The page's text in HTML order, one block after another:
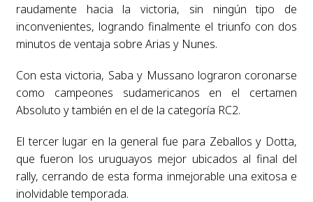
raudamente hacia la victoria, sin ningún tipo de
inconvenientes, logrando finalmente el triunfo con dos
minutos de ventaja sobre Arias y Nunes.
Con esta victoria, Saba y Mussano lograron coronarse
como campeones sudamericanos en el certamen
Absoluto y también en el de la categoría RC2.
El tercer lugar en la general fue para Zeballos y Dotta,
que fueron los uruguayos mejor ubicados al final del
rally, cerrando de esta forma inmejorable una exitosa e
inolvidable temporada.